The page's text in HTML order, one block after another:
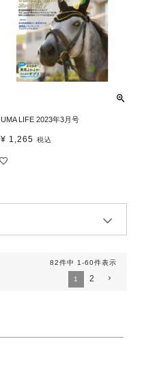
UMA LIFE 2023年3月号
¥ 1,265 税込
82件中 1-60件表示
1 2